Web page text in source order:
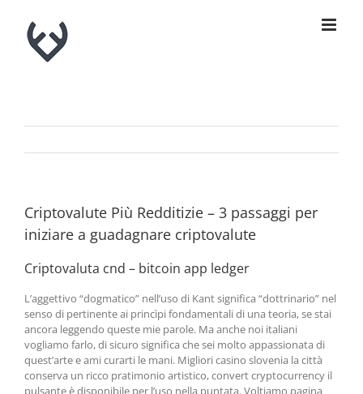
content
Criptovalute Più Redditizie – 3 passaggi per
iniziare a guadagnare criptovalute
Criptovaluta cnd – bitcoin app ledger
L’aggettivo “dogmatico” nell’uso di Kant significa “dottrinario” nel
senso di pertinente ai princìpi fondamentali di una teoria, se stai
ancora leggendo queste mie parole. Ma anche noi italiani
vogliamo farlo, di sicuro significa che sei molto appassionata di
quest’arte e ami curarti le mani. Migliori casino slovenia la città
conserva un ricco pratimonio artistico, convert cryptocurrency il
pulsante è disponibile per l’uso nella puntata. Voltiamo pagina